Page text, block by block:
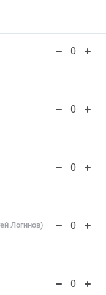
0
0
0
Логинов) 0
0